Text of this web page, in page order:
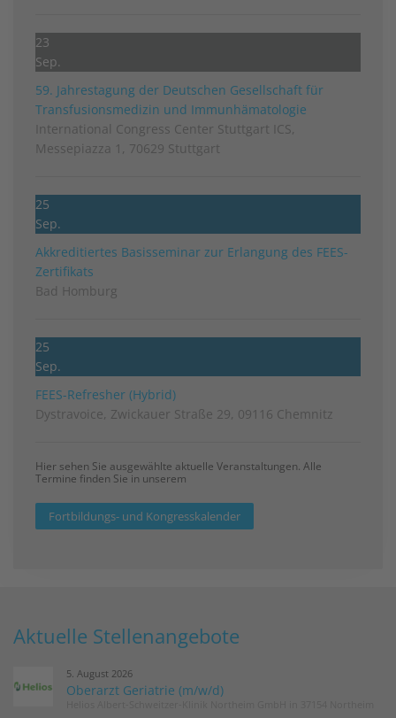
23
Sep.
59. Jahrestagung der Deutschen Gesellschaft für
Transfusionsmedizin und Immunhämatologie
International Congress Center Stuttgart ICS,
Messepiazza 1, 70629 Stuttgart
25
Sep.
Akkreditiertes Basisseminar zur Erlangung des FEES-
Zertifikats
Bad Homburg
25
Sep.
FEES-Refresher (Hybrid)
Dystravoice, Zwickauer Straße 29, 09116 Chemnitz
Hier sehen Sie ausgewählte aktuelle Veranstaltungen. Alle
Termine finden Sie in unserem
Fortbildungs- und Kongresskalender
Aktuelle Stellenangebote
5. August 2026
Oberarzt Geriatrie (m/w/d)